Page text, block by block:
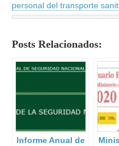
personal del transporte
Posts Relacionados:
Informe Anual de